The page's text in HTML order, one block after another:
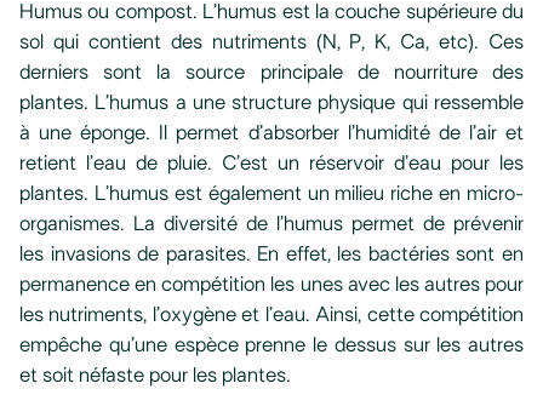
Humus ou compost. L’humus est la couche supérieure du
sol qui contient des nutriments (N, P, K, Ca, etc). Ces
derniers sont la source principale de nourriture des
plantes. L’humus a une structure physique qui ressemble
à une éponge. Il permet d’absorber l’humidité de l’air et
retient l’eau de pluie. C’est un réservoir d’eau pour les
plantes. L’humus est également un milieu riche en micro-
organismes. La diversité de l’humus permet de prévenir
les invasions de parasites. En effet, les bactéries sont en
permanence en compétition les unes avec les autres pour
les nutriments, l’oxygène et l’eau. Ainsi, cette compétition
empêche qu’une espèce prenne le dessus sur les autres
et soit néfaste pour les plantes.